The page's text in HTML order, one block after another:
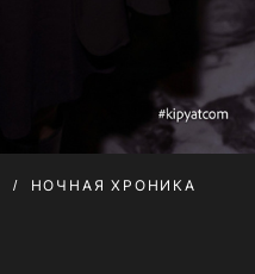
НОЧНАЯ ХРОНИКА